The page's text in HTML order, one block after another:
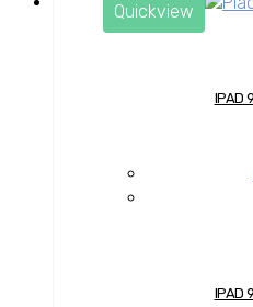
Quickview